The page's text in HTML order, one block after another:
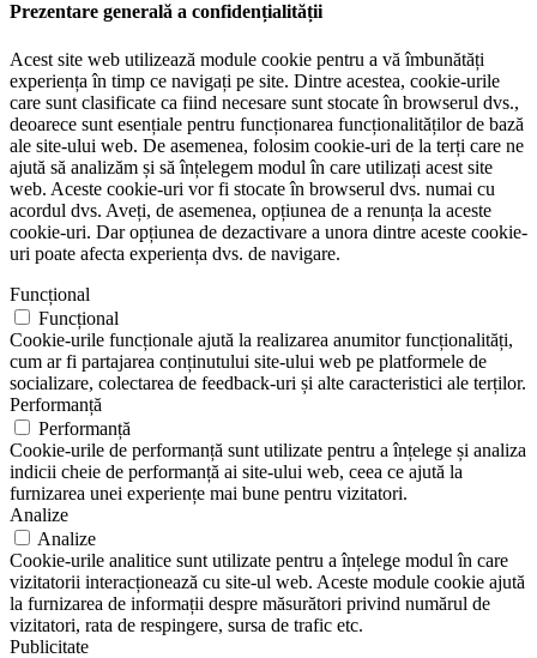
Prezentare generală a confidențialității
Acest site web utilizează module cookie pentru a vă îmbunătăți
experiența în timp ce navigați pe site. Dintre acestea, cookie-urile
care sunt clasificate ca fiind necesare sunt stocate în browserul dvs.,
deoarece sunt esențiale pentru funcționarea funcționalităților de bază
ale site-ului web. De asemenea, folosim cookie-uri de la terți care ne
ajută să analizăm și să înțelegem modul în care utilizați acest site
web. Aceste cookie-uri vor fi stocate în browserul dvs. numai cu
acordul dvs. Aveți, de asemenea, opțiunea de a renunța la aceste
cookie-uri. Dar opțiunea de dezactivare a unora dintre aceste cookie-
uri poate afecta experiența dvs. de navigare.
Funcțional
Funcțional
Cookie-urile funcționale ajută la realizarea anumitor funcționalități,
cum ar fi partajarea conținutului site-ului web pe platformele de
socializare, colectarea de feedback-uri și alte caracteristici ale terților.
Performanță
Performanță
Cookie-urile de performanță sunt utilizate pentru a înțelege și analiza
indicii cheie de performanță ai site-ului web, ceea ce ajută la
furnizarea unei experiențe mai bune pentru vizitatori.
Analize
Analize
Cookie-urile analitice sunt utilizate pentru a înțelege modul în care
vizitatorii interacționează cu site-ul web. Aceste module cookie ajută
la furnizarea de informații despre măsurători privind numărul de
vizitatori, rata de respingere, sursa de trafic etc.
Publicitate